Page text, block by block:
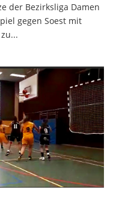
der Bezirksliga Damen
gegen Soest mit